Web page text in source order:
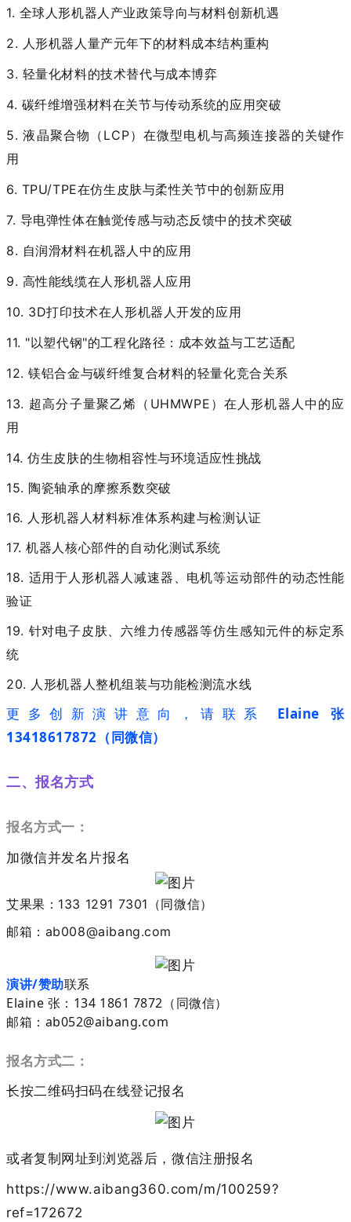
1. 全球人形机器人产业政策导向与材料创新机遇
2. 人形机器人量产元年下的材料成本结构重构
3. 轻量化材料的技术替代与成本博弈
4. 碳纤维增强材料在关节与传动系统的应用突破
5.液晶聚合物（LCP）在微型电机与高频连接器的关键作
用
6. TPU/TPE在仿生皮肤与柔性关节中的创新应用
7. 导电弹性体在触觉传感与动态反馈中的技术突破
8. 自润滑材料在机器人中的应用
9. 高性能线缆在人形机器人应用
10. 3D打印技术在人形机器人开发的应用
11. "以塑代钢"的工程化路径：成本效益与工艺适配
12.镁铝合金与碳纤维复合材料的轻量化竞合关系
13. 超高分子量聚乙烯（UHMWPE）在人形机器人中的应
用
14.仿生皮肤的生物相容性与环境适应性挑战
15. 陶瓷轴承的摩擦系数突破
16. 人形机器人材料标准体系构建与检测认证
17.机器人核心部件的自动化测试系统
18. 适用于人形机器人减速器、电机等运动部件的动态性能
验证
19. 针对电子皮肤、六维力传感器等仿生感知元件的标定系
统
20. 人形机器人整机组装与功能检测流水线
更多创新演讲意向，请联系
Elaine 张
13418617872（同微信）
二、报名方式
报名方式一：
加微信并发名片报名
艾果果：133 1291 7301（同微信）
邮箱 ： ab008@aibang.com
演讲/赞助联系
Elaine 张：134 1861 7872（同微信）
邮箱：ab052@aibang.com
报名方式二：
长按二维码扫码在线登记报名
或者复制网址到浏览器后，微信注册报名
https://www.aibang360.com/m/100259?
ref=172672